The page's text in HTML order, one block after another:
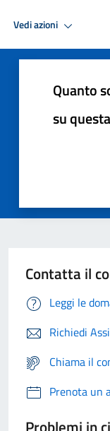
Vedi azioni
Quanto
su
Contatta il
Leggi le
Richiedi
Chiama il
Prenota un